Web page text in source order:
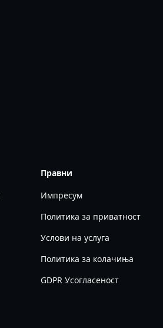
Правни
Импресум
Политика за приватност
Услови на услуга
Политика за колачиња
GDPR Усогласеност